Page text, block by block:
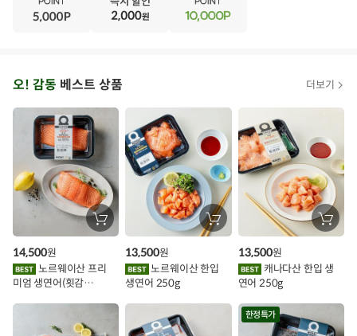
아
시
인
이
트
오! 감동 베스트 상품 더보기
장
바
에
담
노르웨이산 프리
미엄 생연어(횟감
14,500원
장
바
에
담
노르웨이산 한입
생연어 250g
13,500원
장
바
에
담
연어 250g
13,500원
한정특가